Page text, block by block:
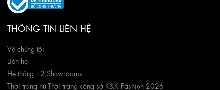
THÔNG TIN LIÊN HỆ
Về chúng tôi
Liên hệ
Hệ thống 12 Showrooms
Thời trang nữ-Thời trang công sở K&K Fashion 2026